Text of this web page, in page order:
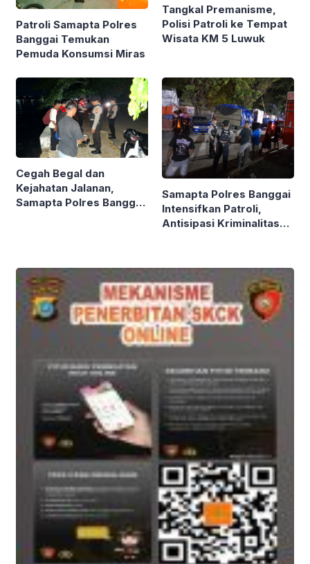
Patroli Samapta Polres
Banggai Temukan
Pemuda Konsumsi Miras
Tangkal Premanisme,
Polisi Patroli ke Tempat
Wisata KM 5 Luwuk
Cegah Begal dan
Kejahatan Jalanan,
Samapta Polres Banggai
Samapta Polres Banggai
Intensifkan Patroli,
Antisipasi Kriminalitas